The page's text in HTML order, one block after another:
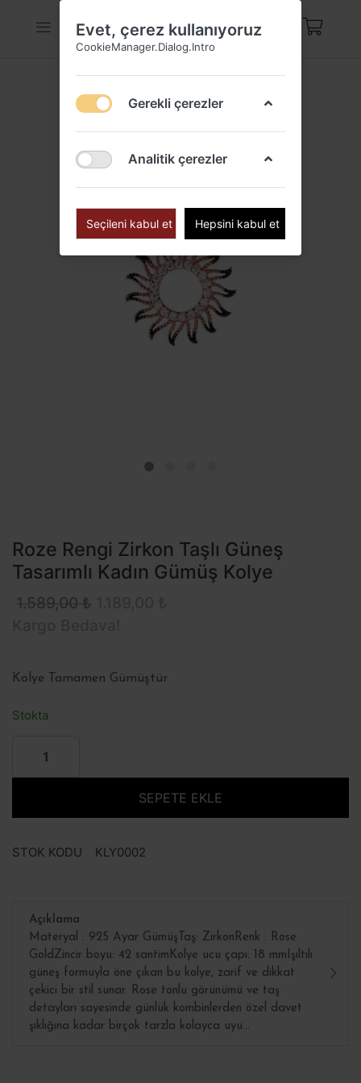
Roze Rengi Zirkon Taşlı Güneş
Tasarımlı Kadın Gümüş Kolye
1.589,00 ₺
Kolye Tamamen Gümüştür
Stokta
SEPETE EKLE
STOK KODU KLY0002
Açıklama
Materyal : 925 Ayar GümüşTaş: ZirkonRenk : Rose
GoldZincir boyu: 42 santimKolye ucu çapı: 18 mmIşıltılı
güneş formuyla öne çıkan bu kolye, zarif ve dikkat
çekici bir stil sunar. Rose tonlu görünümü ve taş
detayları sayesinde günlük kombinlerden özel davet
şıklığına kadar birçok tarzla kolayca uyu...
Evet, çerez kullanıyoruz
CookieManager.Dialog.Intro
Gerekli çerezler
Analitik çerezler
Seçileni kabul et Hepsini kabul et